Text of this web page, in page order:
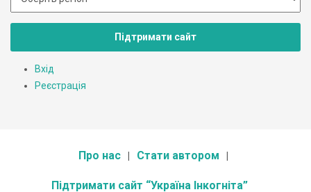
Підтримати сайт
Вхід
Реєстрація
Про нас Стати автором
Підтримати сайт “Україна Інкогніта”